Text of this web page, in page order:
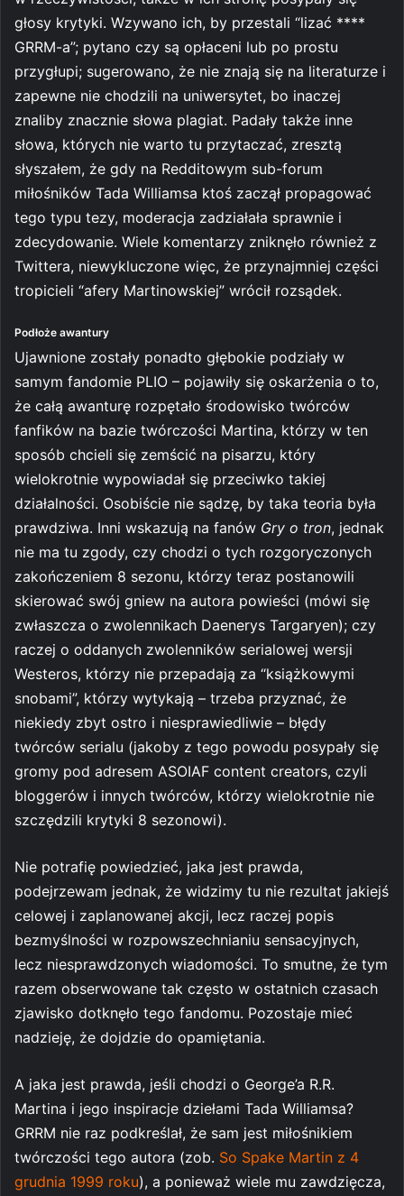
głosy krytyki. Wzywano ich, by przestali “lizać ****
GRRM-a”; pytano czy są opłaceni lub po prostu
przygłupi; sugerowano, że nie znają się na literaturze i
zapewne nie chodzili na uniwersytet, bo inaczej
znaliby znacznie słowa plagiat. Padały także inne
słowa, których nie warto tu przytaczać, zresztą
słyszałem, że gdy na Redditowym sub-forum
miłośników Tada Williamsa ktoś zaczął propagować
tego typu tezy, moderacja zadziałała sprawnie i
zdecydowanie. Wiele komentarzy zniknęło również z
Twittera, niewykluczone więc, że przynajmniej części
tropicieli “afery Martinowskiej” wrócił rozsądek.
Podłoże awantury
Ujawnione zostały ponadto głębokie podziały w
samym fandomie PLIO – pojawiły się oskarżenia o to,
że całą awanturę rozpętało środowisko twórców
fanfików na bazie twórczości Martina, którzy w ten
sposób chcieli się zemścić na pisarzu, który
wielokrotnie wypowiadał się przeciwko takiej
działalności. Osobiście nie sądzę, by taka teoria była
prawdziwa. Inni wskazują na fanów Gry o tron, jednak
nie ma tu zgody, czy chodzi o tych rozgoryczonych
zakończeniem 8 sezonu, którzy teraz postanowili
skierować swój gniew na autora powieści (mówi się
zwłaszcza o zwolennikach Daenerys Targaryen); czy
raczej o oddanych zwolenników serialowej wersji
Westeros, którzy nie przepadają za “książkowymi
snobami”, którzy wytykają – trzeba przyznać, że
niekiedy zbyt ostro i niesprawiedliwie – błędy
twórców serialu (jakoby z tego powodu posypały się
gromy pod adresem ASOIAF content creators, czyli
bloggerów i innych twórców, którzy wielokrotnie nie
szczędzili krytyki 8 sezonowi).
Nie potrafię powiedzieć, jaka jest prawda,
podejrzewam jednak, że widzimy tu nie rezultat jakiejś
celowej i zaplanowanej akcji, lecz raczej popis
bezmyślności w rozpowszechnianiu sensacyjnych,
lecz niesprawdzonych wiadomości. To smutne, że tym
razem obserwowane tak często w ostatnich czasach
zjawisko dotknęło tego fandomu. Pozostaje mieć
nadzieję, że dojdzie do opamiętania.
A jaka jest prawda, jeśli chodzi o George’a R.R.
Martina i jego inspiracje dziełami Tada Williamsa?
GRRM nie raz podkreślał, że sam jest miłośnikiem
twórczości tego autora (zob. So Spake Martin z 4
grudnia 1999 roku), a ponieważ wiele mu zawdzięcza,